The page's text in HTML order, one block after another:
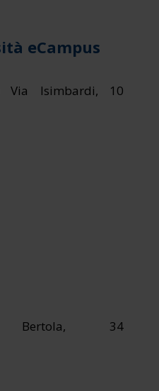
eCampus
Via Isimbardi, 10
Bertola, 34